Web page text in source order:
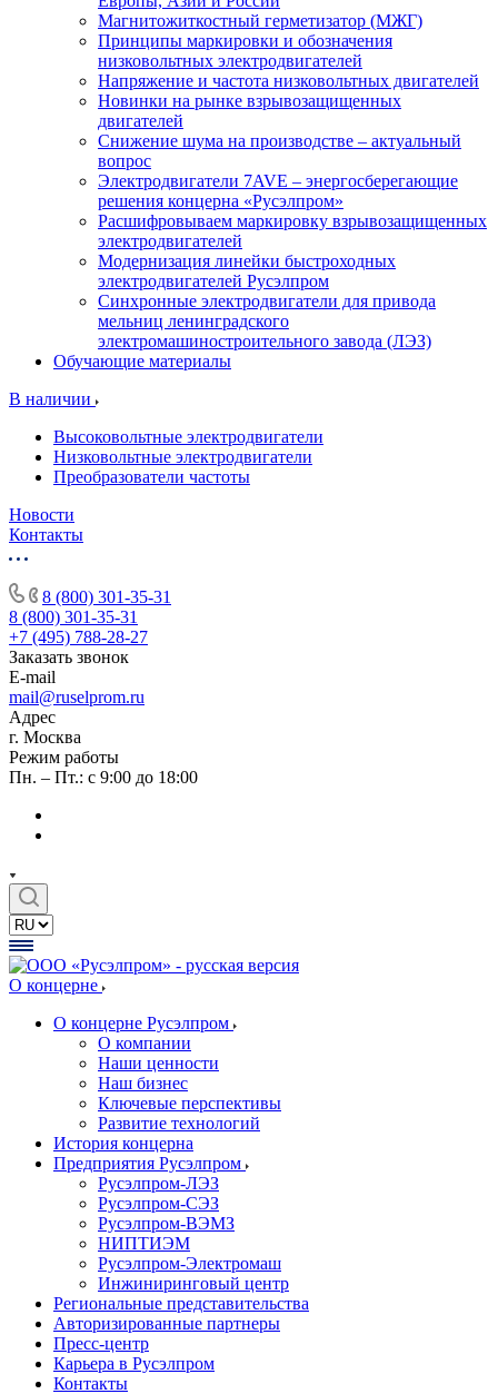
Магнитожиткостный герметизатор (МЖГ)
Принципы маркировки и обозначения
низковольтных электродвигателей
Напряжение и частота низковольтных двигателей
Новинки на рынке взрывозащищенных
двигателей
Снижение шума на производстве – актуальный
вопрос
Электродвигатели 7AVE – энергосберегающие
решения концерна «Русэлпром»
Расшифровываем маркировку взрывозащищенных
электродвигателей
Модернизация линейки быстроходных
электродвигателей Русэлпром
Синхронные электродвигатели для привода
мельниц ленинградского
электромашиностроительного завода (ЛЭЗ)
Обучающие материалы
В наличии
Высоковольтные электродвигатели
Низковольтные электродвигатели
Преобразователи частоты
Новости
Контакты
8 (800) 301-35-31
8 (800) 301-35-31
+7 (495) 788-28-27
Заказать звонок
E-mail
mail@ruselprom.ru
Адрес
г. Москва
Режим работы
Пн. – Пт.: с 9:00 до 18:00
О концерне
О концерне Русэлпром
О компании
Наши ценности
Наш бизнес
Ключевые перспективы
Развитие технологий
История концерна
Предприятия Русэлпром
Русэлпром-ЛЭЗ
Русэлпром-СЭЗ
Русэлпром-ВЭМЗ
НИПТИЭМ
Русэлпром-Электромаш
Инжиниринговый центр
Региональные представительства
Авторизированные партнеры
Пресс-центр
Карьера в Русэлпром
Контакты